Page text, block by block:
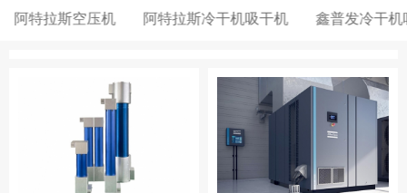
阿特拉斯空压机 阿特拉斯冷干机吸干机 鑫普发冷干机